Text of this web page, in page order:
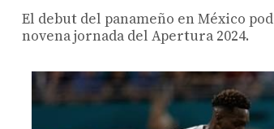
El debut del panameño en México
novena jornada del Apertura 2024.